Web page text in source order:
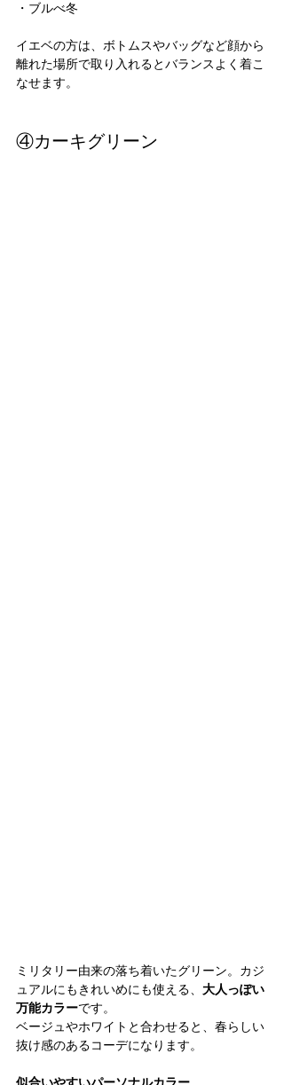
・ブルべ冬
イエベの方は、ボトムスやバッグなど顔から
離れた場所で取り入れるとバランスよく着こ
なせます。
④カーキグリーン
ミリタリー由来の落ち着いたグリーン。カジ
ュアルにもきれいめにも使える、 大人っぽい
万能カラーです。
ベージュやホワイトと合わせると、春らしい
抜け感のあるコーデになります。